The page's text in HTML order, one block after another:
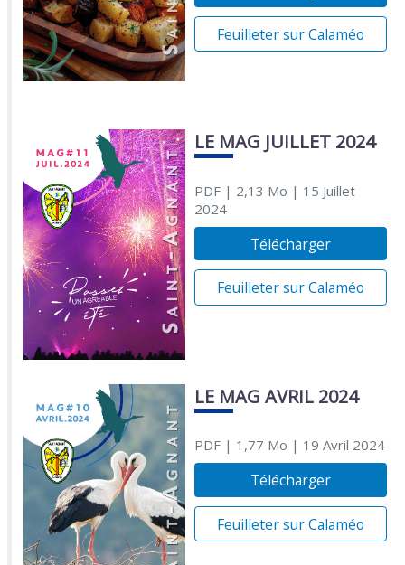
Feuilleter sur Calaméo
LE MAG JUILLET 2024
PDF| 2,13 Mo | 15 Juillet
2024
Télécharger
Feuilleter sur Calaméo
LE MAG AVRIL 2024
PDF| 1,77 Mo | 19 Avril 2024
Télécharger
Feuilleter sur Calaméo